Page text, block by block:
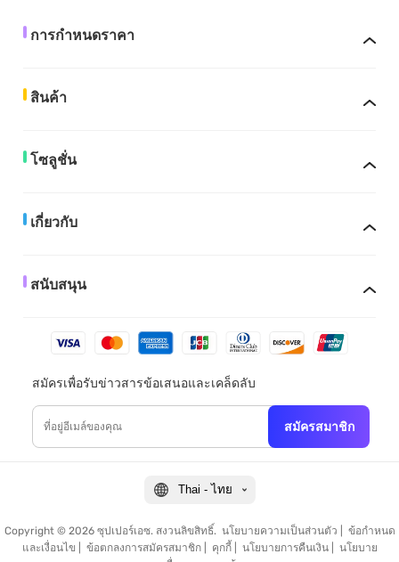
การกำหนดราคา
สินค้า
โซลูชั่น
เกี่ยวกับ
สนับสนุน
สมัครเพื่อรับข่าวสารข้อเสนอและเคล็ดลับ
สมัครสมาชิก
Thai - ไทย
Copyright © 2026 ซุปเปอร์เอซ. สงวนลิขสิทธิ์. นโยบายความเป็นส่วนตัว
ข้อกำหนด
และเงื่อนไข
ข้อตกลงการสมัครสมาชิก| คุกกี้| นโยบายการคืนเงิน| นโยบาย